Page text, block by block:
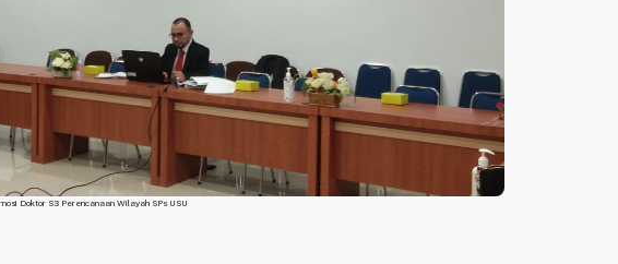
Doktor S3 Perencanaan Wilayah SPs USU